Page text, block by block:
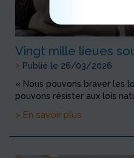
Vingt mille lieues
> Publié le 26/03/2026
« Nous pouvons braver les
pouvons résister aux lois
> En savoir plus